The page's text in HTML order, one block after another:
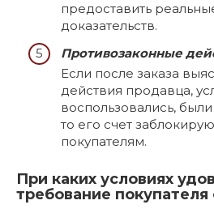
предоставить
доказательств.
Противозаконные
Если после заказа
действия продавца,
воспользовались,
то его счет
покупателям.
При каких условиях
требование покупателя